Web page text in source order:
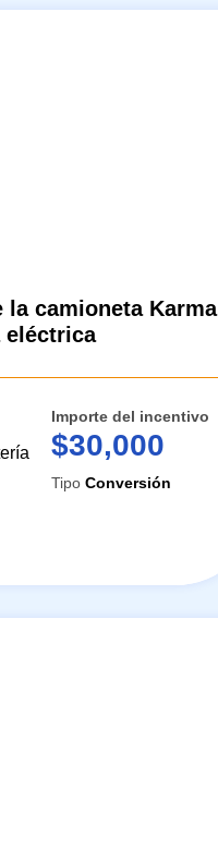
la camioneta Karma
eléctrica
Importe del incentivo
$30,000
Tipo Conversión